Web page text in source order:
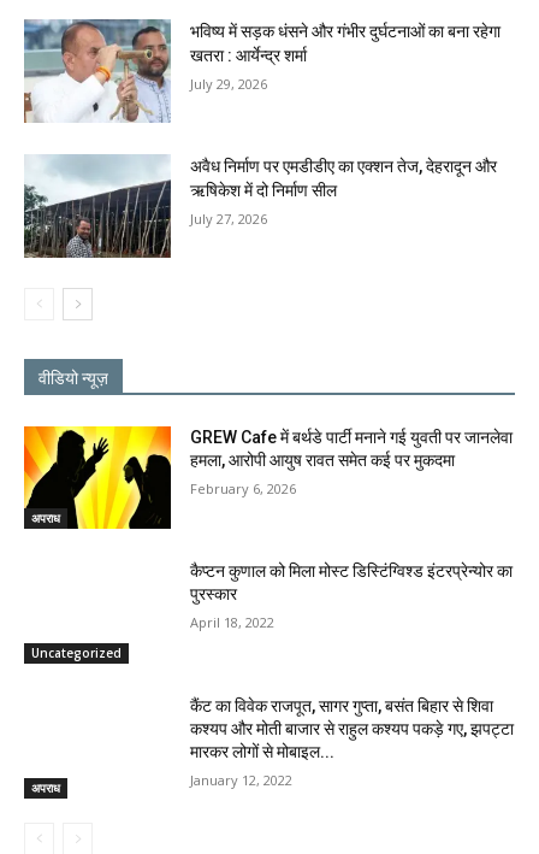
भविष्य में सड़क धंसने और गंभीर दुर्घटनाओं का बना रहेगा
खतरा : आर्येन्द्र शर्मा
July 29, 2026
अवैध निर्माण पर एमडीडीए का एक्शन तेज, देहरादून और
ऋषिकेश में दो निर्माण सील
July 27, 2026
वीडियो न्यूज़
अपराध
GREW Cafe में बर्थडे पार्टी मनाने गई युवती पर जानलेवा
हमला, आरोपी आयुष रावत समेत कई पर मुकदमा
February 6, 2026
Uncategorized
कैप्टन कुणाल को मिला मोस्ट डिस्टिंग्विश्ड इंटरप्रेन्योर का
पुरस्कार
April 18, 2022
अपराध
कैंट का विवेक राजपूत, सागर गुप्ता, बसंत बिहार से शिवा
कश्यप और मोती बाजार से राहुल कश्यप पकड़े गए, झपट्टा
मारकर लोगों से मोबाइल...
January 12, 2022